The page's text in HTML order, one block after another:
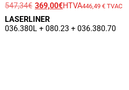
547,34€ 369,00€HTVA446,49 € TVAC
LASERLINER
036.380L + 080.23 + 036.380.70